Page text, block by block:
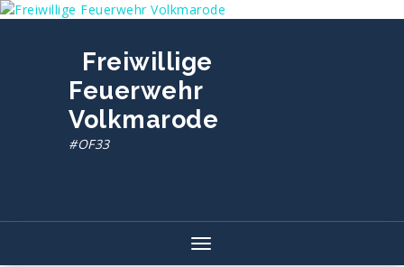
Zum
Freiwillige
Feuerwehr
Volkmarode
#OF33
Toggle navigation